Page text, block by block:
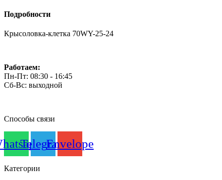
Подробности
Крысоловка-клетка 70WY-25-24
Работаем:
Пн-Пт: 08:30 - 16:45
Сб-Вс: выходной
Способы связи
TelegramEnvelope
Категории